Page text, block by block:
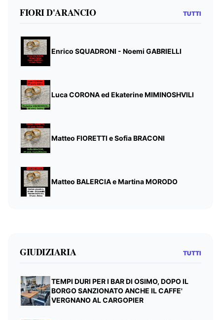
FIORI D'ARANCIO TUTTI
Enrico SQUADRONI - Noemi GABRIELLI
Luca CORONA ed Ekaterine MIMINOSHVILI
Matteo FIORETTI e Sofia BRACONI
Matteo BALERCIA e Martina MORODO
GIUDIZIARIA TUTTI
TEMPI DURI PER I BAR DI OSIMO, DOPO IL
BORGO SANZIONATO ANCHE IL CAFFE'
VERGNANO AL CARGOPIER